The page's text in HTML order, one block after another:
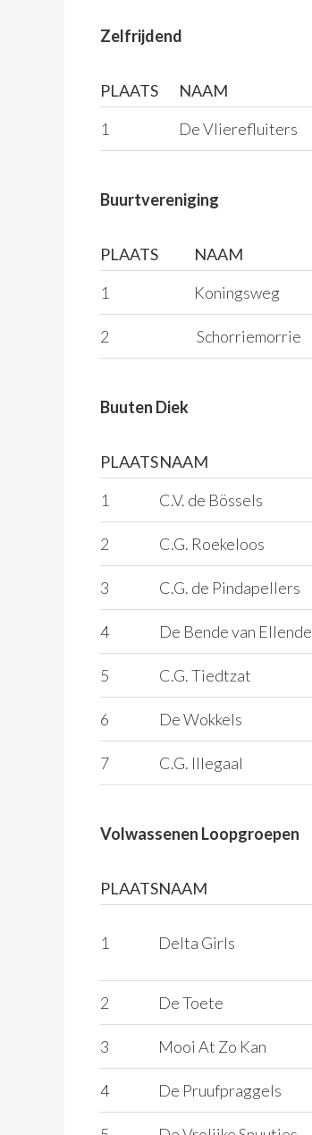
Zelfrijdend
PLAATS NAAM
1
De Vlierefluiters
Buurtvereniging
PLAATS NAAM
1
Koningsweg
2 Schorriemorrie
Buuten Diek
PLAATSNAAM
1
C.V. de Bössels
2 C.G. Roekeloos
3 C.G. de Pindapellers
4 De Bende van Ellende
5 C.G. Tiedtzat
6 De Wokkels
7 C.G. Illegaal
Volwassenen Loopgroepen
PLAATSNAAM
1 Delta Girls
2 De Toete
3 Mooi At Zo Kan
4 De Pruufpraggels